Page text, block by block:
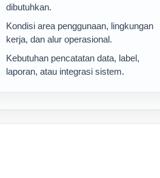
dibutuhkan.
Kondisi area penggunaan, lingkungan
kerja, dan alur operasional.
Kebutuhan pencatatan data, label,
laporan, atau integrasi sistem.